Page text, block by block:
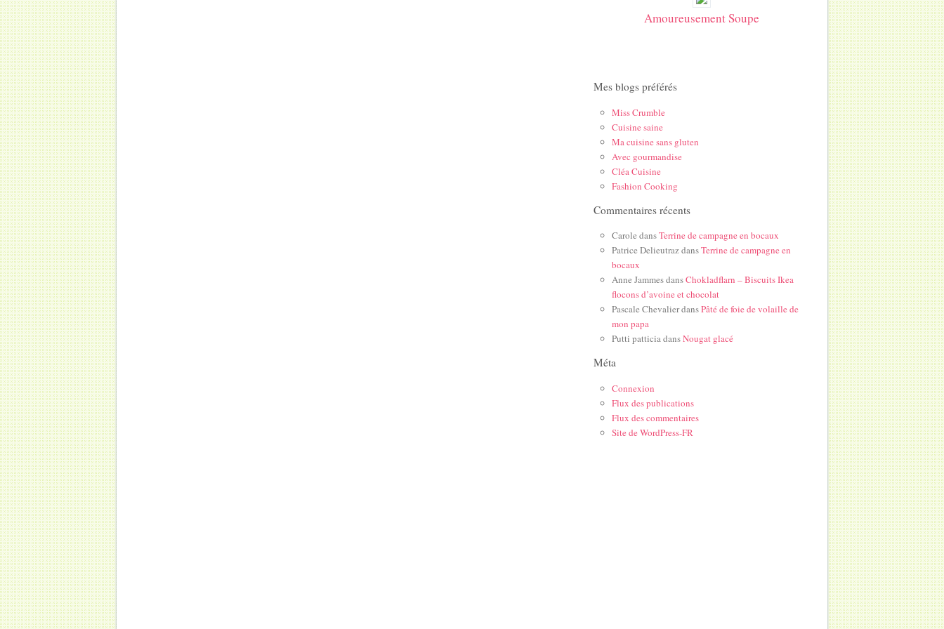
Amoureusement Soupe
Mes blogs préférés
Miss Crumble
Cuisine saine
Ma cuisine sans gluten
Avec gourmandise
Cléa Cuisine
Fashion Cooking
Commentaires récents
Carole dansTerrine de campagne en bocaux
Patrice DelieutrazdansTerrine de campagne en
bocaux
Anne JammesdansChokladflarn – Biscuits Ikea
flocons d’avoine et chocolat
Pascale ChevalierdansPâté de foie de volaille de
mon papa
Putti patticiadansNougat glacé
Méta
Connexion
Flux des publications
Flux des commentaires
Site de WordPress-FR